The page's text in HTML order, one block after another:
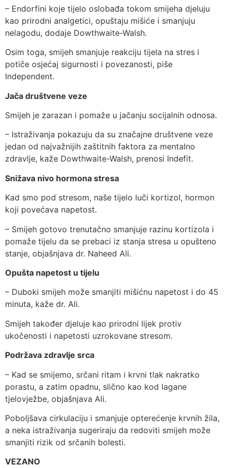
– Endorfini koje tijelo oslobađa tokom smijeha djeluju
kao prirodni analgetici, opuštaju mišiće i smanjuju
nelagodu, dodaje Dowthwaite-Walsh.
Osim toga, smijeh smanjuje reakciju tijela na stres i
potiče osjećaj sigurnosti i povezanosti, piše
Independent.
Jača društvene veze
Smijeh je zarazan i pomaže u jačanju socijalnih odnosa.
– Istraživanja pokazuju da su značajne društvene veze
jedan od najvažnijih zaštitnih faktora za mentalno
zdravlje, kaže Dowthwaite-Walsh, prenosi Indefit.
Snižava nivo hormona stresa
Kad smo pod stresom, naše tijelo luči kortizol, hormon
koji povećava napetost.
– Smijeh gotovo trenutačno smanjuje razinu kortizola i
pomaže tijelu da se prebaci iz stanja stresa u opušteno
stanje, objašnjava dr. Naheed Ali.
Opušta napetost u tijelu
– Duboki smijeh može smanjiti mišićnu napetost i do 45
minuta, kaže dr. Ali.
Smijeh također djeluje kao prirodni lijek protiv
ukočenosti i napetosti uzrokovane stresom.
Podržava zdravlje srca
– Kad se smijemo, srčani ritam i krvni tlak nakratko
porastu, a zatim opadnu, slično kao kod lagane
tjelovježbe, objašnjava Ali.
Poboljšava cirkulaciju i smanjuje opterećenje krvnih žila,
a neka istraživanja sugeriraju da redoviti smijeh može
smanjiti rizik od srčanih bolesti.
VEZANO